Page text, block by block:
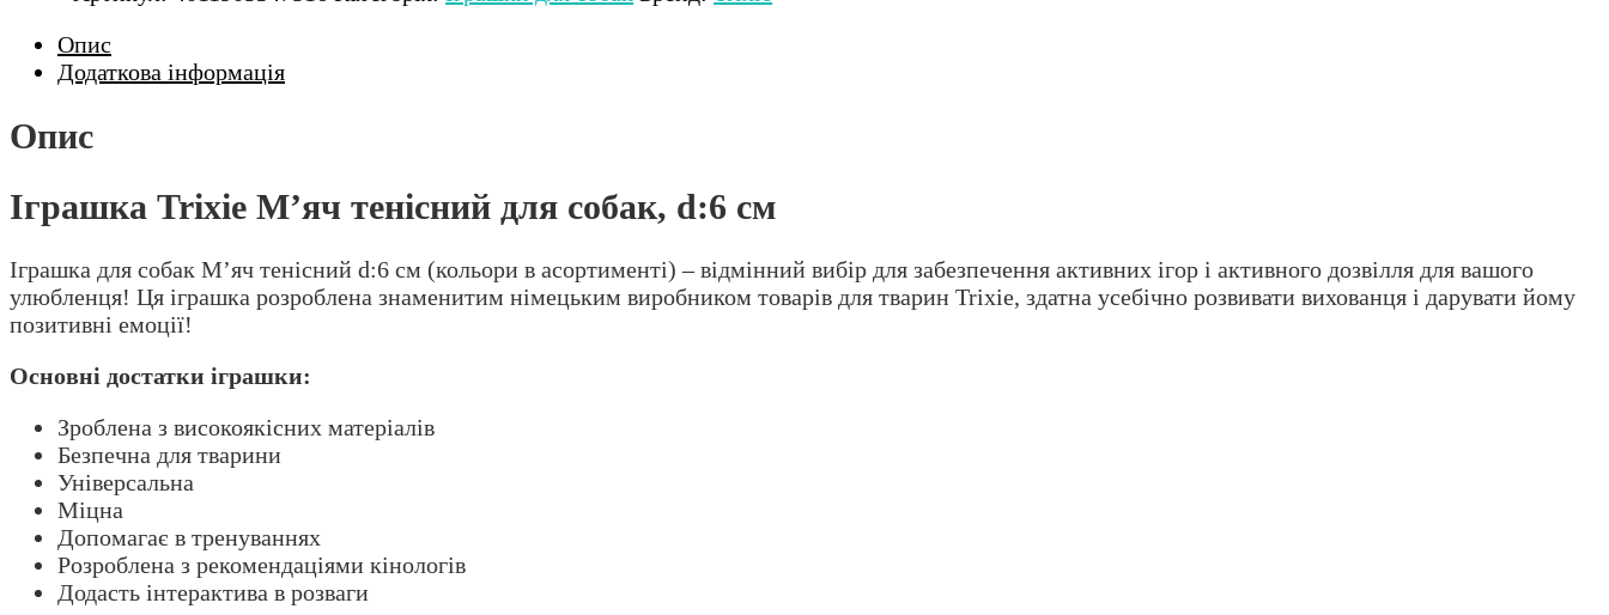
Опис
Додаткова інформація
Опис
Іграшка Trixie М’яч тенісний для собак, d:6 см
Іграшка для собак М’яч тенісний d:6 см (кольори в асортименті) – відмінний вибір для забезпечення активних ігор і активного дозвілля для вашого
улюбленця! Ця іграшка розроблена знаменитим німецьким виробником товарів для тварин Trixie, здатна усебічно розвивати вихованця і дарувати йому
позитивні емоції!
Основні достатки іграшки:
Зроблена з високоякісних матеріалів
Безпечна для тварини
Універсальна
Міцна
Допомагає в тренуваннях
Розроблена з рекомендаціями кінологів
Додасть інтерактива в розваги